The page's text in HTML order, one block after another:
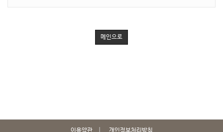
메인으로
이용약관 개인정보처리방침